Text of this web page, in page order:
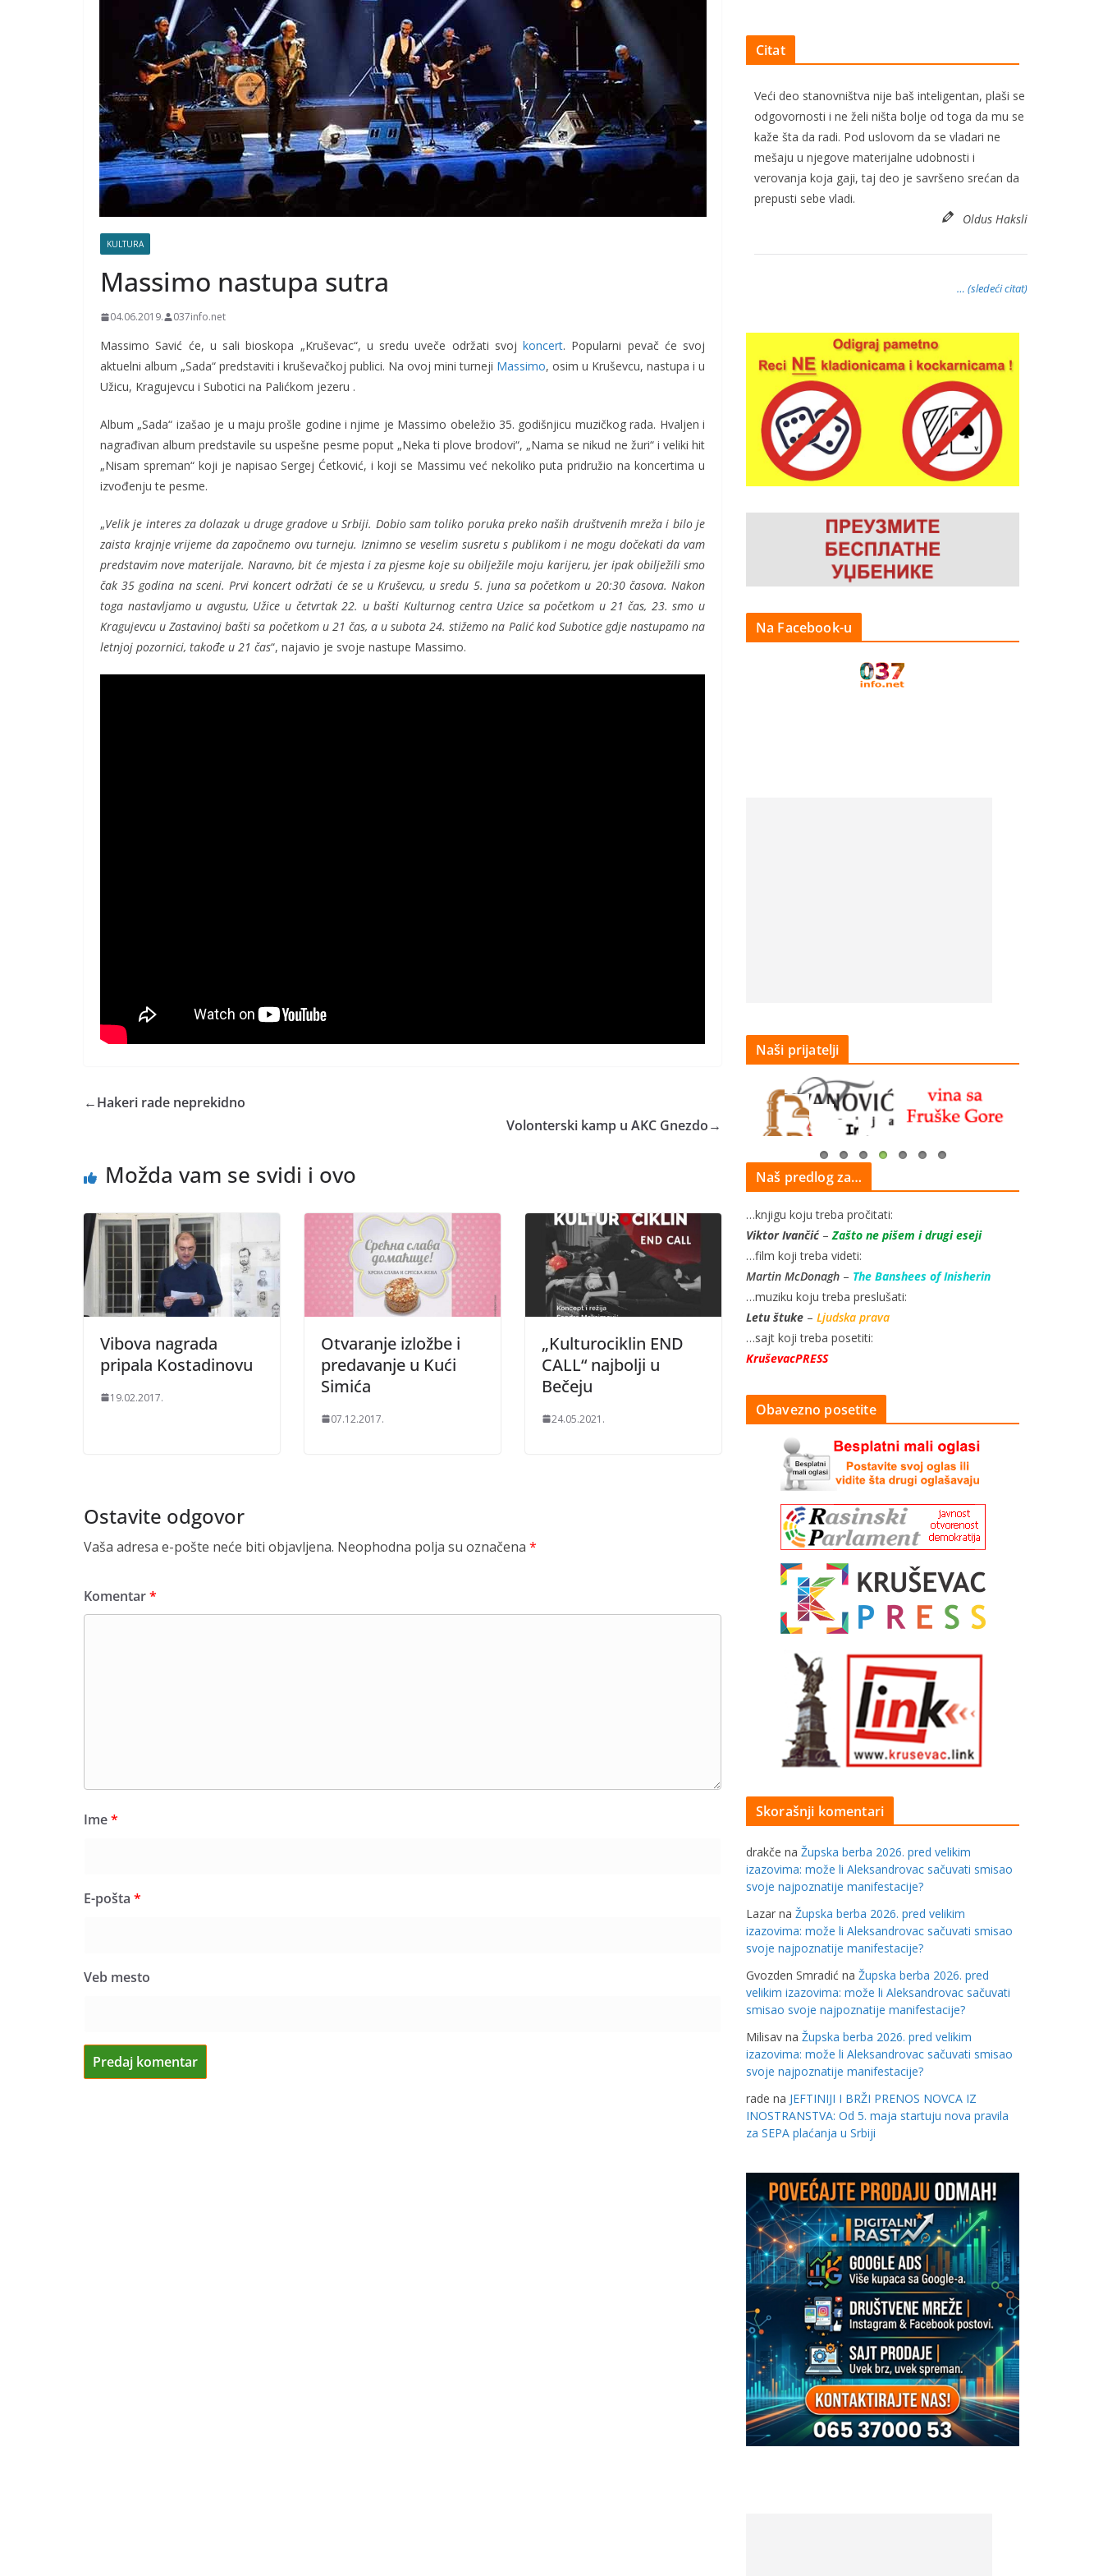
KULTURA
Massimo nastupa sutra
04.06.2019. 037info.net
Massimo Savić će, u sali bioskopa „Kruševac“, u sredu uveče održati svoj koncert. Popularni pevač će svoj
aktuelni album „Sada“ predstaviti i kruševačkoj publici. Na ovoj mini turneji Massimo, osim u Kruševcu, nastupa i u
Užicu, Kragujevcu i Subotici na Palićkom jezeru .
Album „Sada“ izašao je u maju prošle godine i njime je Massimo obeležio 35. godišnjicu muzičkog rada. Hvaljen i
nagrađivan album predstavile su uspešne pesme poput „Neka ti plove brodovi“, „Nama se nikud ne žuri“ i veliki hit
„Nisam spreman“ koji je napisao Sergej Ćetković, i koji se Massimu već nekoliko puta pridružio na koncertima u
izvođenju te pesme.
„Velik je interes za dolazak u druge gradove u Srbiji. Dobio sam toliko poruka preko naših društvenih mreža i bilo je
zaista krajnje vrijeme da započnemo ovu turneju. Iznimno se veselim susretu s publikom i ne mogu dočekati da vam
predstavim nove materijale. Naravno, bit će mjesta i za pjesme koje su obilježile moju karijeru, jer ipak obilježili smo
čak 35 godina na sceni. Prvi koncert održati će se u Kruševcu, u sredu 5. juna sa početkom u 20:30 časova. Nakon
toga nastavljamo u avgustu, Užice u četvrtak 22. u bašti Kulturnog centra Uzice sa početkom u 21 čas, 23. smo u
Kragujevcu u Zastavinoj bašti sa početkom u 21 čas, a u subota 24. stižemo na Palić kod Subotice gdje nastupamo na
letnjoj pozornici, takođe u 21 čas“, najavio je svoje nastupe Massimo.
←Hakeri rade neprekidno
Volonterski kamp u AKC Gnezdo→
Možda vam se svidi i ovo
Vibova nagrada
pripala Kostadinovu
19.02.2017.
Otvaranje izložbe i
predavanje u Kući
Simića
07.12.2017.
„Kulturociklin END
CALL“ najbolji u
Bečeju
24.05.2021.
Ostavite odgovor
Vaša adresa e-pošte neće biti objavljena. Neophodna polja su označena *
Komentar*
Ime*
E-pošta *
Veb mesto
Citat
Veći deo stanovništva nije baš inteligentan, plaši se
odgovornosti i ne želi ništa bolje od toga da mu se
kaže šta da radi. Pod uslovom da se vladari ne
mešaju u njegove materijalne udobnosti i
verovanja koja gaji, taj deo je savršeno srećan da
prepusti sebe vladi.
Oldus Haksli
… (sledeći citat)
Na Facebook-u
Naši prijatelji
Naš predlog za…
…knjigu koju treba pročitati:
Viktor Ivančić– Zašto ne pišem i drugi eseji
…film koji treba videti:
Martin McDonagh – The Banshees of Inisherin
…muziku koju treba preslušati:
Letu štuke – Ljudska prava
…sajt koji treba posetiti:
KruševacPRESS
Obavezno posetite
Skorašnji komentari
drakče na Župska berba 2026. pred velikim
izazovima: može li Aleksandrovac sačuvati smisao
svoje najpoznatije manifestacije?
Lazar na Župska berba 2026. pred velikim
izazovima: može li Aleksandrovac sačuvati smisao
svoje najpoznatije manifestacije?
Gvozden Smradić na Župska berba 2026. pred
velikim izazovima: može li Aleksandrovac sačuvati
smisao svoje najpoznatije manifestacije?
Milisav na Župska berba 2026. pred velikim
izazovima: može li Aleksandrovac sačuvati smisao
svoje najpoznatije manifestacije?
rade na JEFTINIJI I BRŽI PRENOS NOVCA IZ
INOSTRANSTVA: Od 5. maja startuju nova pravila
za SEPA plaćanja u Srbiji